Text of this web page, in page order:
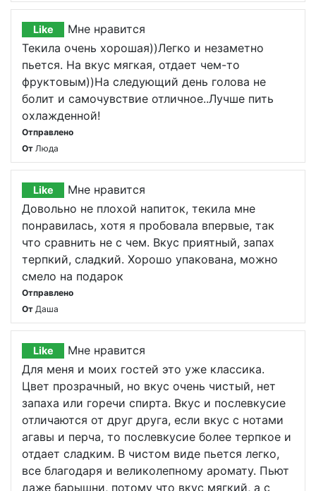
Like
Мне нравится
Текила очень хорошая))Легко и незаметно
пьется. На вкус мягкая, отдает чем-то
фруктовым))На следующий день голова не
болит и самочувствие отличное..Лучше пить
охлажденной!
Отправлено
От Люда
Like
Мне нравится
Довольно не плохой напиток, текила мне
понравилась, хотя я пробовала впервые, так
что сравнить не с чем. Вкус приятный, запах
терпкий, сладкий. Хорошо упакована, можно
смело на подарок
Отправлено
От Даша
Like
Мне нравится
Для меня и моих гостей это уже классика.
Цвет прозрачный, но вкус очень чистый, нет
запаха или горечи спирта. Вкус и послевкусие
отличаются от друг друга, если вкус с нотами
агавы и перча, то послевкусие более терпкое и
отдает сладким. В чистом виде пьется легко,
все благодаря и великолепному аромату. Пьют
даже барышни, потому что вкус мягкий, а с